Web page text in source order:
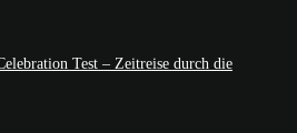
Test – Zeitreise durch die